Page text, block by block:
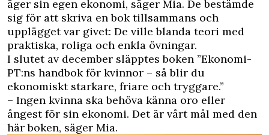
äger sin egen ekonomi, säger Mia. De bestämde
sig för att skriva en bok tillsammans och
upplägget var givet: De ville blanda teori med
praktiska, roliga och enkla övningar.
I slutet av december släpptes boken ”Ekonomi-
PT:ns handbok för kvinnor – så blir du
ekonomiskt starkare, friare och tryggare.”
– Ingen kvinna ska behöva känna oro eller
ångest för sin ekonomi. Det är vårt mål med den
här boken, säger Mia.